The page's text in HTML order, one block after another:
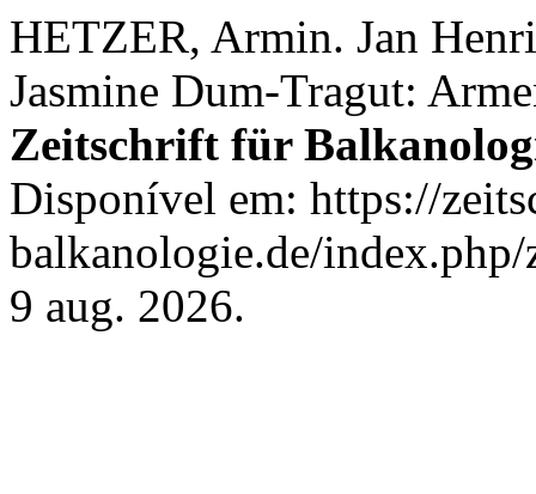
HETZER, Armin. Jan
Jasmine Dum-Tragut:
Zeitschrift für
Disponível em: https://
balkanologie.de/
9 aug. 2026.